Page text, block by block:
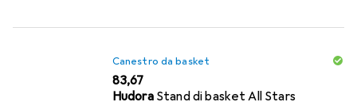
Canestro da basket
EUR
83,67
Hudora Stand di basket All Stars